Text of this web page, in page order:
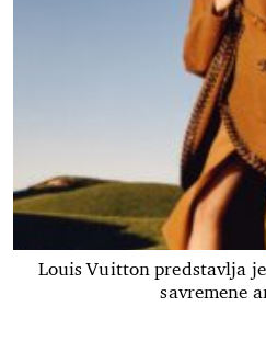
Louis Vuitton predstavlja
savremene